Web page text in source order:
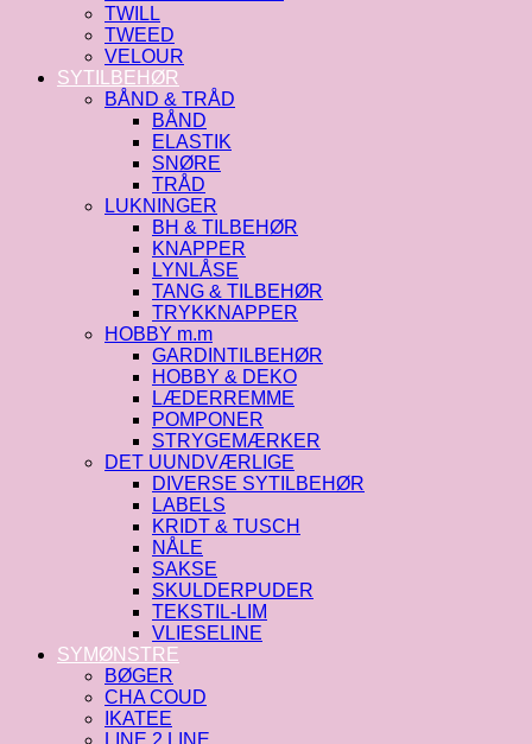
TWILL
TWEED
VELOUR
SYTILBEHØR
BÅND & TRÅD
BÅND
ELASTIK
SNØRE
TRÅD
LUKNINGER
BH & TILBEHØR
KNAPPER
LYNLÅSE
TANG & TILBEHØR
TRYKKNAPPER
HOBBY m.m
GARDINTILBEHØR
HOBBY & DEKO
LÆDERREMME
POMPONER
STRYGEMÆRKER
DET UUNDVÆRLIGE
DIVERSE SYTILBEHØR
LABELS
KRIDT & TUSCH
NÅLE
SAKSE
SKULDERPUDER
TEKSTIL-LIM
VLIESELINE
SYMØNSTRE
BØGER
CHA COUD
IKATEE
LINE 2 LINE